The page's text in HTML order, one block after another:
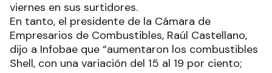
viernes en sus surtidores.
En tanto, el presidente de la Cámara de
Empresarios de Combustibles, Raúl Castellano,
dijo a Infobae que “aumentaron los combustibles
Shell, con una variación del 15 al 19 por ciento;